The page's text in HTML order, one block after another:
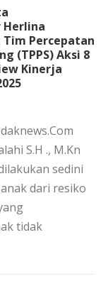
Percepatan
(TPPS) Aksi 8
Kinerja
S.H ., M.Kn
sedini
dari resiko
tidak